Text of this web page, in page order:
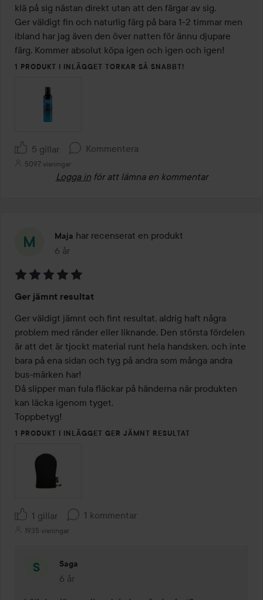
klä på sig nästan direkt utan att den färgar av sig.
Ger väldigt fin och naturlig färg på bara 1-2 timmar men
ibland har jag även den över natten för ännu djupare
färg. Kommer absolut köpa igen och igen och igen!
1 PRODUKT I INLÄGGET TORKAR SÅ SNABBT!
5 gillar Kommentera
5097 visningar
Logga in för att lämna en kommentar
Maja har recenserat en produkt
6 år
Inlägget skapades 6 år
5
av
5
Ger jämnt resultat
Ger väldigt jämnt och fint resultat, aldrig haft några
problem med ränder eller liknande. Den största fördelen
är att det är tjockt material runt hela handsken, och inte
bara på ena sidan och tyg på andra som många andra
bus-märken har!
Då slipper man fula fläckar på händerna när produkten
kan läcka igenom tyget.
Toppbetyg!
1 PRODUKT I INLÄGGET GER JÄMNT RESULTAT
1 gillar 1 kommentar
1935 visningar
Saga
6 år
Kommentaren lades 6 år